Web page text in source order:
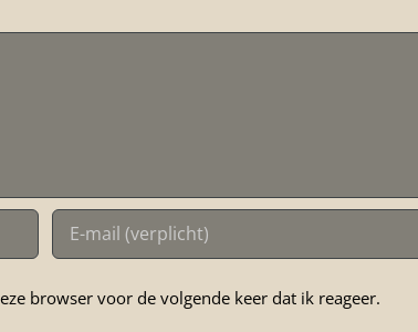
browser voor de volgende keer dat ik reageer.